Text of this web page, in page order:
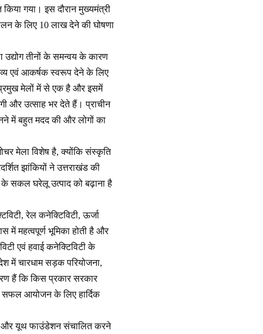
गया। इस दौरान मुख्यमंत्री
के लिए 10 लाख देने की घोषणा
तीनों के समन्वय के कारण
एवं आकर्षक स्वरूप देने के लिए
प्रमुख मेलों में से एक है और इसमें
और उत्साह भर देते हैं। प्राचीन
में बहुत मदद की और लोगों का
मेला विशेष है, क्योंकि संस्कृति
झांकियों ने उत्तराखंड की
के सकल घरेलू उत्पाद को बढ़ाना है
रेल कनेक्टिविटी, ऊर्जा
में महत्वपूर्ण भूमिका होती है और
एवं हवाई कनेक्टिविटी के
में चारधाम सड़क परियोजना,
हैं कि किस प्रकार सरकार
सफल आयोजन के लिए हार्दिक
और यूथ फाउंडेशन संचालित करने